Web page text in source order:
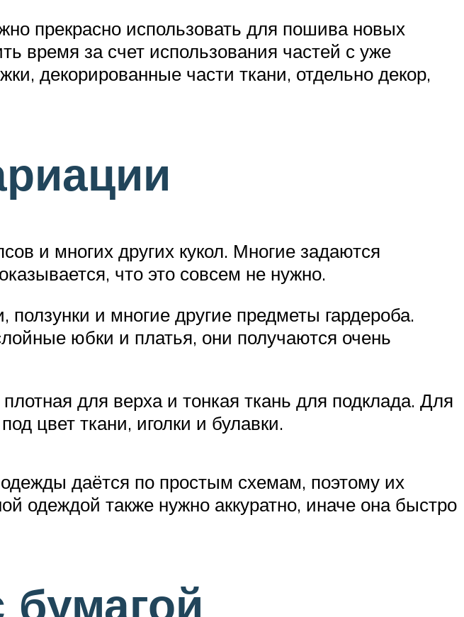
прекрасно использовать для пошива новых
время за счет использования частей с уже
декорированные части ткани, отдельно декор,
и многих других кукол. Многие задаются
что это совсем не нужно.
и многие другие предметы гардероба.
юбки и платья, они получаются очень
для верха и тонкая ткань для подклада. Для
цвет ткани, иголки и булавки.
даётся по простым схемам, поэтому их
одеждой также нужно аккуратно, иначе она быстро
бумагой